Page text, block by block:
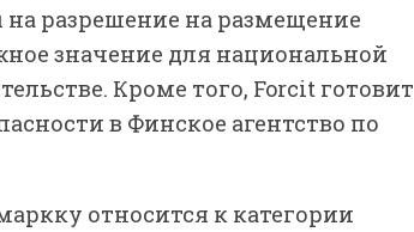
разрешение на размещение
значение для национальной
Кроме того, Forcit готовит
в Финское агентство по
относится к категории